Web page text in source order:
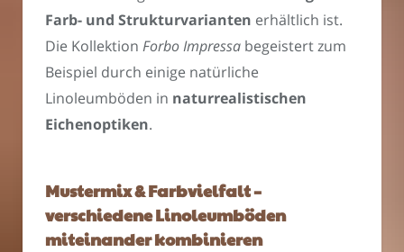
Farb- und Strukturvarianten erhältlich ist.
Die Kollektion Forbo Impressa begeistert zum
Beispiel durch einige natürliche
Linoleumböden in naturrealistischen
Eichenoptiken.
Mustermix & Farbvielfalt –
verschiedene Linoleumböden
miteinander kombinieren